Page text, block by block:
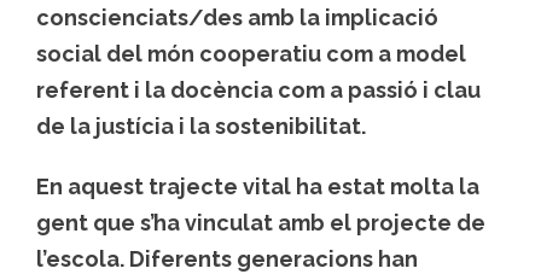
conscienciats/des amb la implicació
social del món cooperatiu com a model
referent i la docència com a passió i clau
de la justícia i la sostenibilitat.
En aquest trajecte vital ha estat molta la
gent que s’ha vinculat amb el projecte de
l’escola. Diferents generacions han